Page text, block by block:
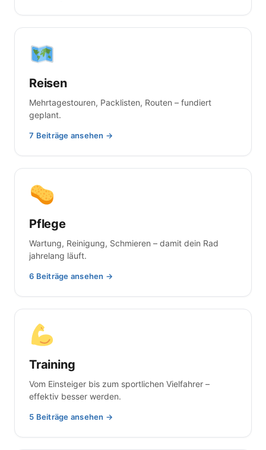
Reisen
Mehrtagestouren, Packlisten, Routen – fundiert
geplant.
7 Beiträge ansehen →
Pflege
Wartung, Reinigung, Schmieren – damit dein Rad
jahrelang läuft.
6 Beiträge ansehen →
Training
Vom Einsteiger bis zum sportlichen Vielfahrer –
effektiv besser werden.
5 Beiträge ansehen →